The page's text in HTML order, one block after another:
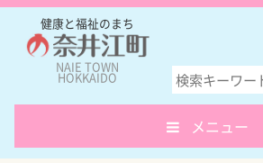
健康と福祉のまち
NAIE TOWN
HOKKAIDO
メニュー